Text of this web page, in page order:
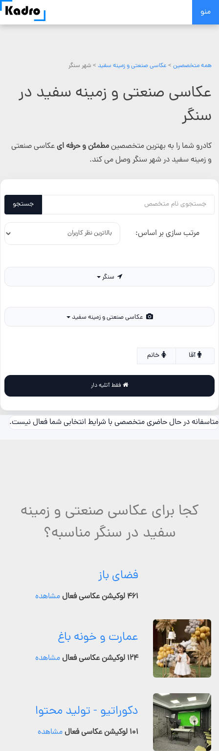
Skip
منو
همه متخصصین > عکاسی صنعتی و زمینه سفید > شهر سنگر
عکاسی صنعتی و زمینه سفید در
سنگر
کادرو شما را به بهترین متخصصینمطمئن و حرفه ایعکاسی صنعتی
و زمینه سفید در شهر سنگر وصل می کند.
جستجو
مرتب سازی بر اساس:
خانم
متاسفانه در حال حاضری متخصصی با شرایط انتخابی شما فعال نیست.
کجا برای عکاسی صنعتی و زمینه
سفید در سنگر مناسبه؟
فضای باز
۴۶۱ لوکیشن عکاسی فعال مشاهده
عمارت و خونه باغ
۱۲۴ لوکیشن عکاسی فعال مشاهده
دکوراتیو - تولید محتوا
۱۰۱ لوکیشن عکاسی فعال مشاهده